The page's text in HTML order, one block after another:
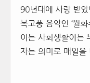
90년대에 사랑 받
복고풍 음악인 ‘월
이든 사회생활이든
자는 의미로 매일을